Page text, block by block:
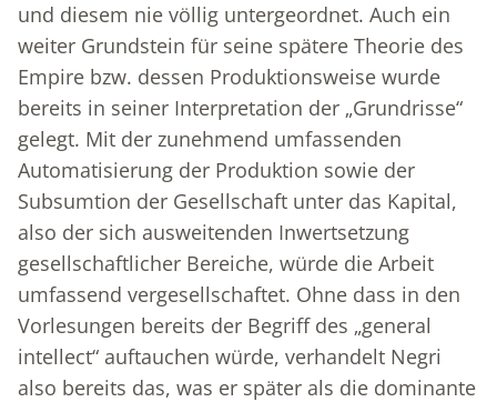
und diesem nie völlig untergeordnet. Auch ein
weiter Grundstein für seine spätere Theorie des
Empire bzw. dessen Produktionsweise wurde
bereits in seiner Interpretation der „Grundrisse“
gelegt. Mit der zunehmend umfassenden
Automatisierung der Produktion sowie der
Subsumtion der Gesellschaft unter das Kapital,
also der sich ausweitenden Inwertsetzung
gesellschaftlicher Bereiche, würde die Arbeit
umfassend vergesellschaftet. Ohne dass in den
Vorlesungen bereits der Begriff des „general
intellect“ auftauchen würde, verhandelt Negri
also bereits das, was er später als die dominante